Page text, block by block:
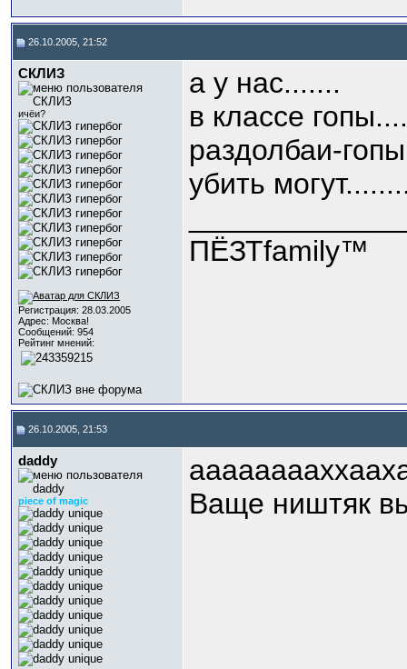
26.10.2005, 21:52
СКЛИЗ
ичёи?
Регистрация: 28.03.2005
Адрес: Москва!
Сообщений: 954
Рейтинг мнений:
а у нас.......
в классе
раздолбаи-
убить
ПЁЗТfamily™
26.10.2005, 21:53
daddy
piece of magic
Ваще ништяк